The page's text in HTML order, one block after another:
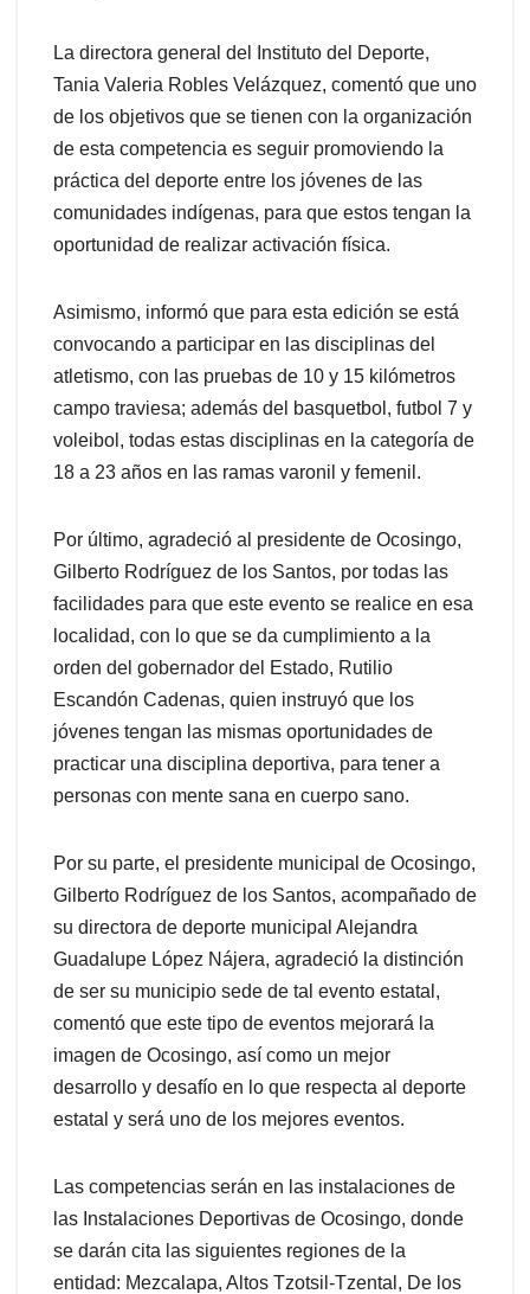
La directora general del Instituto del Deporte,
Tania Valeria Robles Velázquez, comentó que uno
de los objetivos que se tienen con la organización
de esta competencia es seguir promoviendo la
práctica del deporte entre los jóvenes de las
comunidades indígenas, para que estos tengan la
oportunidad de realizar activación física.
Asimismo, informó que para esta edición se está
convocando a participar en las disciplinas del
atletismo, con las pruebas de 10 y 15 kilómetros
campo traviesa; además del basquetbol, futbol 7 y
voleibol, todas estas disciplinas en la categoría de
18 a 23 años en las ramas varonil y femenil.
Por último, agradeció al presidente de Ocosingo,
Gilberto Rodríguez de los Santos, por todas las
facilidades para que este evento se realice en esa
localidad, con lo que se da cumplimiento a la
orden del gobernador del Estado, Rutilio
Escandón Cadenas, quien instruyó que los
jóvenes tengan las mismas oportunidades de
practicar una disciplina deportiva, para tener a
personas con mente sana en cuerpo sano.
Por su parte, el presidente municipal de Ocosingo,
Gilberto Rodríguez de los Santos, acompañado de
su directora de deporte municipal Alejandra
Guadalupe López Nájera, agradeció la distinción
de ser su municipio sede de tal evento estatal,
comentó que este tipo de eventos mejorará la
imagen de Ocosingo, así como un mejor
desarrollo y desafío en lo que respecta al deporte
estatal y será uno de los mejores eventos.
Las competencias serán en las instalaciones de
las Instalaciones Deportivas de Ocosingo, donde
se darán cita las siguientes regiones de la
entidad: Mezcalapa, Altos Tzotsil-Tzental, De los